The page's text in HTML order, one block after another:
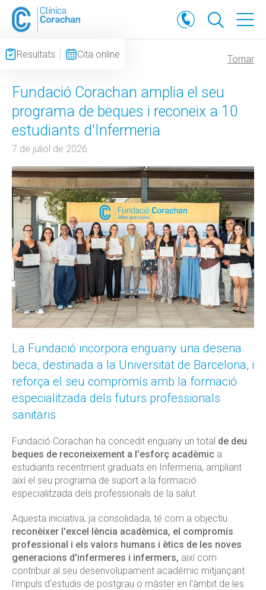
Resultats Cita online Tornar
NOTÍCIES
Fundació Corachan amplia el seu
programa de beques i reconeix a 10
estudiants d'Infermeria
7 de juliol de 2026
La Fundació incorpora enguany una desena
beca, destinada a la Universitat de Barcelona, i
reforça el seu compromís amb la formació
especialitzada dels futurs professionals
sanitaris
Fundació Corachan ha concedit enguany un total de deu
beques de reconeixement a l'esforç acadèmic a
estudiants recentment graduats en Infermeria, ampliant
així el seu programa de suport a la formació
especialitzada dels professionals de la salut.
Aquesta iniciativa, ja consolidada, té com a objectiu
reconèixer l'excel·lència acadèmica, el compromís
professional i els valors humans i ètics de les noves
generacions d'infermeres i infermers, així com
contribuir al seu desenvolupament acadèmic mitjançant
l'impuls d'estudis de postgrau o màster en l'àmbit de les